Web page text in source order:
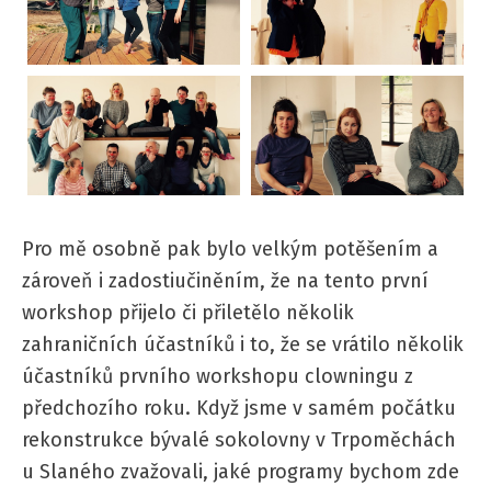
Pro mě osobně pak bylo velkým potěšením a
zároveň i zadostiučiněním, že na tento první
workshop přijelo či přiletělo několik
zahraničních účastníků i to, že se vrátilo několik
účastníků prvního workshopu clowningu z
předchozího roku. Když jsme v samém počátku
rekonstrukce bývalé sokolovny v Trpoměchách
u Slaného zvažovali, jaké programy bychom zde